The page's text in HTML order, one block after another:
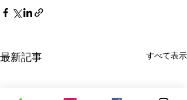
最新記事 すべて表示